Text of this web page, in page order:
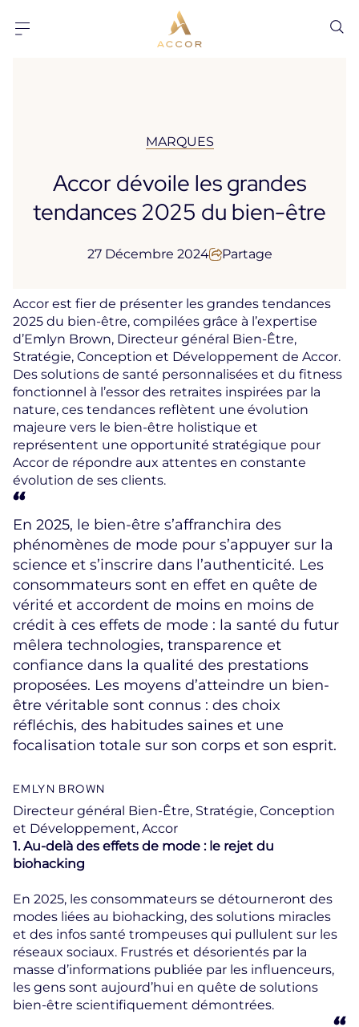
Aller au pied-de-page
MARQUES
Accor dévoile les grandes
tendances 2025 du bien-être
27 Décembre 2024 Partage
Accor est fier de présenter les grandes tendances
2025 du bien-être, compilées grâce à l’expertise
d’Emlyn Brown, Directeur général Bien-Être,
Stratégie, Conception et Développement de Accor.
Des solutions de santé personnalisées et du fitness
fonctionnel à l’essor des retraites inspirées par la
nature, ces tendances reflètent une évolution
majeure vers le bien-être holistique et
représentent une opportunité stratégique pour
Accor de répondre aux attentes en constante
évolution de ses clients.
En 2025, le bien-être s’affranchira des
phénomènes de mode pour s’appuyer sur la
science et s’inscrire dans l’authenticité. Les
consommateurs sont en effet en quête de
vérité et accordent de moins en moins de
crédit à ces effets de mode : la santé du futur
mêlera technologies, transparence et
confiance dans la qualité des prestations
proposées. Les moyens d’atteindre un bien-
être véritable sont connus : des choix
réfléchis, des habitudes saines et une
focalisation totale sur son corps et son esprit.
EMLYN BROWN
Directeur général Bien-Être, Stratégie, Conception
et Développement, Accor
1. Au-delà des effets de mode : le rejet du
biohacking
En 2025, les consommateurs se détourneront des
modes liées au biohacking, des solutions miracles
et des infos santé trompeuses qui pullulent sur les
réseaux sociaux. Frustrés et désorientés par la
masse d’informations publiée par les influenceurs,
les gens sont aujourd’hui en quête de solutions
bien-être scientifiquement démontrées.